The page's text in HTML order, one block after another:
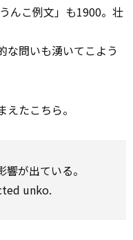
んこ例文」も1900。壮
な問いも湧いてこよう
えたこちら。
が出ている。
unko.